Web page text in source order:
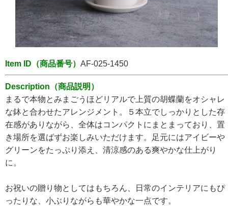
Item ID（商品番号） AF-025-1450
Description（商品説明）
まるで本物とみまごうほどリアルで上質の胡蝶蘭をオシャレ
な鉢と合わせたアレンジメント。５本立でしっかりとした存
在感がありながら、全体はコンパクトにまとまっており、置
き場所を選ばずお楽しみいただけます。足元にはアイビーや
グリーンをたっぷり添え、清涼感のある爽やかな仕上がり
に。
お祝いの贈り物としてはもちろん、日常のインテリアにもぴ
ったりな、小ぶりながらも華やかな一点です。